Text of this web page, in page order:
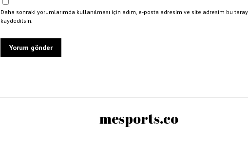
Daha sonraki yorumlarımda kullanılması için adım, e-posta adresim ve site adresim bu
kaydedilsin.
mesports.co